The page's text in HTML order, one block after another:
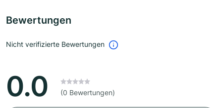
Bewertungen
Nicht verifizierte Bewertungen
0.0 (0 Bewertungen)